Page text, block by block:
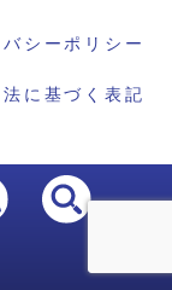
シーポリシー
に基づく表記